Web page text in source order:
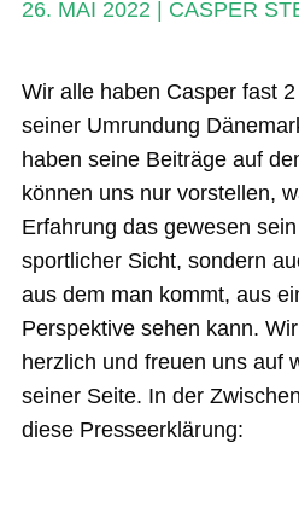
SPOT FINDER
26. MAI 2022 CASPER
Wir alle haben Casper fast
seiner Umrundung
haben seine Beiträge auf
können uns nur vorstellen,
Erfahrung das gewesen
sportlicher Sicht, sondern
aus dem man kommt, aus
Perspektive sehen kann.
herzlich und freuen uns auf
seiner Seite. In der
diese Presseerklärung: